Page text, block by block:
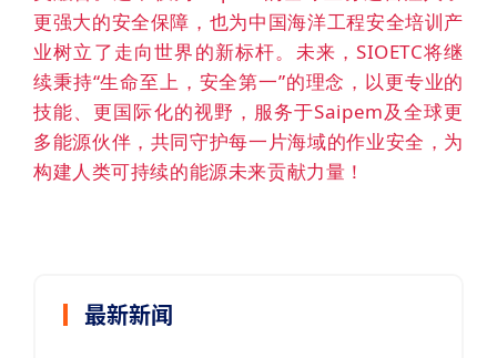
更强大的安全保障，也为中国海洋工程安全培训产
业树立了走向世界的新标杆。未来，SIOETC将继
续秉持“生命至上，安全第一”的理念，以更专业的
技能、更国际化的视野，服务于Saipem及全球更
多能源伙伴，共同守护每一片海域的作业安全，为
构建人类可持续的能源未来贡献力量！
最新新闻